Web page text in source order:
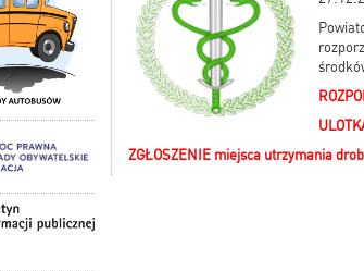
ZGŁOSZENIE miejsca utrzymania